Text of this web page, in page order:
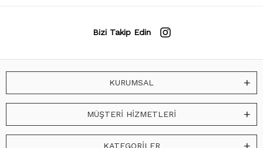
Bizi Takip Edin
KURUMSAL
MÜŞTERİ HİZMETLERİ
KATEGORİLER